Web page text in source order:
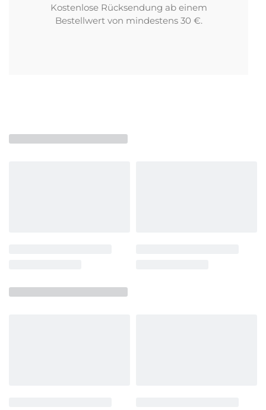
Kostenlose Rücksendung ab einem
Bestellwert von mindestens 30 €.